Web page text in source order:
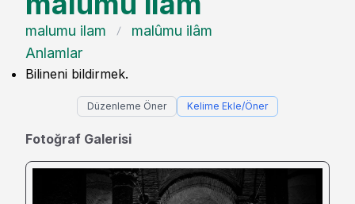
malumu ilam
malûmu ilâm
Anlamlar
Bilineni bildirmek.
Düzenleme Öner Kelime Ekle/Öner
Fotoğraf Galerisi